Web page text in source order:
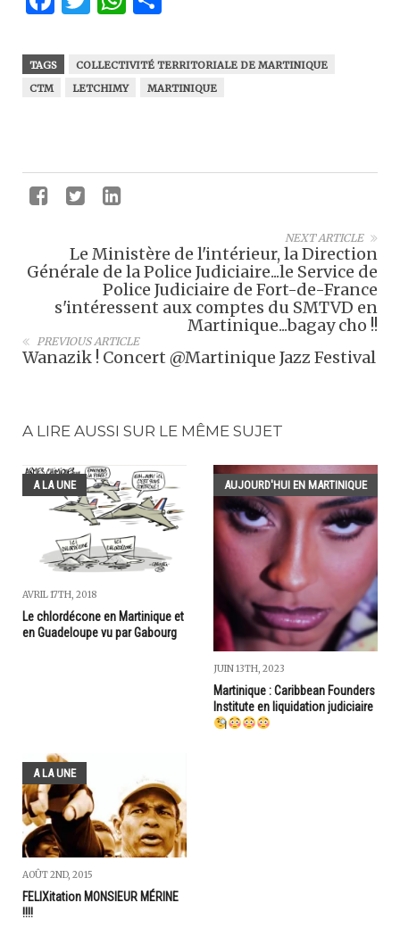
TAGS
COLLECTIVITÉ TERRITORIALE DE MARTINIQUE
CTM
LETCHIMY MARTINIQUE
NEXT ARTICLE
Le Ministère de l'intérieur, la Direction
Générale de la Police Judiciaire...le Service de
Police Judiciaire de Fort-de-France
s'intéressent aux comptes du SMTVD en
Martinique...bagay cho !!
PREVIOUS ARTICLE
Wanazik ! Concert @Martinique Jazz Festival
A LIRE AUSSI SUR LE MÊME SUJET
A LA UNE
AVRIL 17TH, 2018
Le chlordécone en Martinique et
en Guadeloupe vu par Gabourg
AUJOURD'HUI EN MARTINIQUE
JUIN 13TH, 2023
Martinique : Caribbean Founders
Institute en liquidation judiciaire
A LA UNE
AOÛT 2ND, 2015
FELIXitation MONSIEUR MÉRINE
!!!!